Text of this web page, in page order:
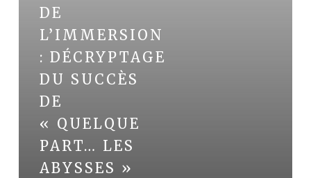
décryptage
succès
« Quelque
part…
DE
L’IMMERSION
: DÉCRYPTAGE
DU SUCCÈS
DE
« QUELQUE
PART… LES
ABYSSES »